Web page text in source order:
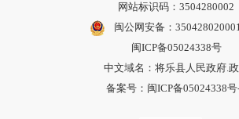
网站标识码：3504280002
闽公网安备：
闽ICP备05024338号
中文域名：将乐县人民政府.
备案号：闽ICP备05024338号